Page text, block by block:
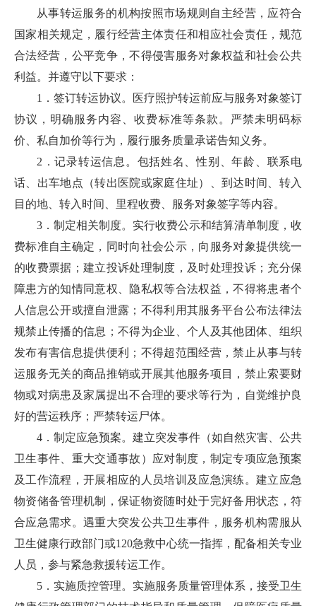
从事转运服务的机构按照市场规则自主经营，应符合
国家相关规定，履行经营主体责任和相应社会责任，规范
合法经营，公平竞争，不得侵害服务对象权益和社会公共
利益。并遵守以下要求：
1．签订转运协议。医疗照护转运前应与服务对象签订
协议，明确服务内容、收费标准等条款。严禁未明码标
价、私自加价等行为，履行服务质量承诺告知义务。
2．记录转运信息。包括姓名、性别、年龄、联系电
话、出车地点（转出医院或家庭住址）、到达时间、转入
目的地、转入时间、里程收费、服务对象签字等内容。
3．制定相关制度。实行收费公示和结算清单制度，收
费标准自主确定，同时向社会公示，向服务对象提供统一
的收费票据；建立投诉处理制度，及时处理投诉；充分保
障患方的知情同意权、隐私权等合法权益，不得将患者个
人信息公开或擅自泄露；不得利用其服务平台公布法律法
规禁止传播的信息；不得为企业、个人及其他团体、组织
发布有害信息提供便利；不得超范围经营，禁止从事与转
运服务无关的商品推销或开展其他服务项目，禁止索要财
物或对病患及家属提出不合理的要求等行为，自觉维护良
好的营运秩序；严禁转运尸体。
4．制定应急预案。建立突发事件（如自然灾害、公共
卫生事件、重大交通事故）应对制度，制定专项应急预案
及工作流程，开展相应的人员培训及应急演练。建立应急
物资储备管理机制，保证物资随时处于完好备用状态，符
合应急需求。遇重大突发公共卫生事件，服务机构需服从
卫生健康行政部门或120急救中心统一指挥，配备相关专业
人员，参与紧急救援转运工作。
5．实施质控管理。实施服务质量管理体系，接受卫生